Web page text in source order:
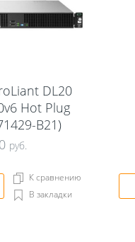
DL20
Hot Plug
B21)
руб.
К сравнению
В закладки